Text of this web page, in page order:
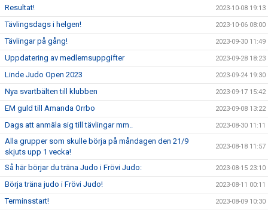
Resultat! 2023-10-08 19:13
Tävlingsdags i helgen! 2023-10-06 08:00
Tävlingar på gång! 2023-09-30 11:49
Uppdatering av medlemsuppgifter 2023-09-28 18:23
Linde Judo Open 2023 2023-09-24 19:30
Nya svartbälten till klubben 2023-09-17 15:42
EM guld till Amanda Orrbo 2023-09-08 13:22
Dags att anmäla sig till tävlingar mm.. 2023-08-30 11:11
Alla grupper som skulle börja på måndagen den 21/9
skjuts upp 1 vecka!
2023-08-18 11:57
Så här börjar du träna Judo i Frövi Judo: 2023-08-15 23:10
Börja träna judo i Frövi Judo! 2023-08-11 00:11
Terminsstart! 2023-08-09 10:30